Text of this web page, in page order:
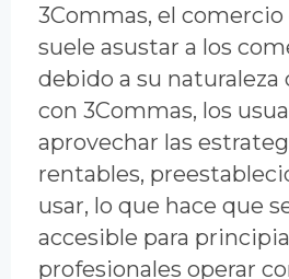
3Commas, el
suele asustar a los
debido a su naturaleza
con 3Commas, los
aprovechar las
rentables,
usar, lo que hace que
accesible para
profesionales operar